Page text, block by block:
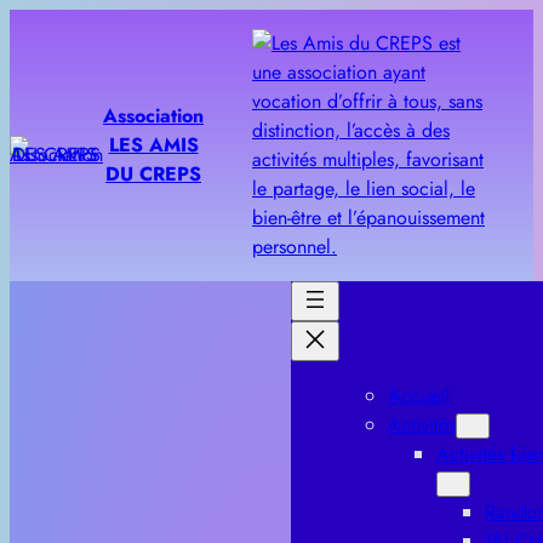
Association
LES AMIS
DU CREPS
Accueil
Activités
Activités